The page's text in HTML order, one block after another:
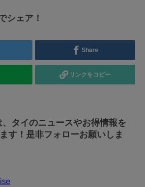
シェア！
Share
リンクをコピー
、タイのニュースやお得情報を
す！是非フォローお願いしま